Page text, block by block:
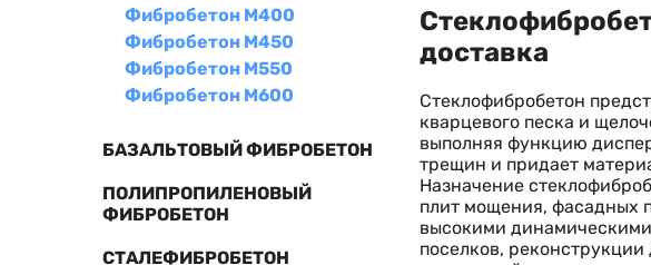
Фибробетон М400
Фибробетон М450
Фибробетон М550
Фибробетон М600
БАЗАЛЬТОВЫЙ ФИБРОБЕТОН
ПОЛИПРОПИЛЕНОВЫЙ
ФИБРОБЕТОН
СТАЛЕФИБРОБЕТОН
доставка
Стеклофибробетон
кварцевого песка и
выполняя функцию
трещин и придает
Назначение
плит мощения, фасадных
высокими
поселков,